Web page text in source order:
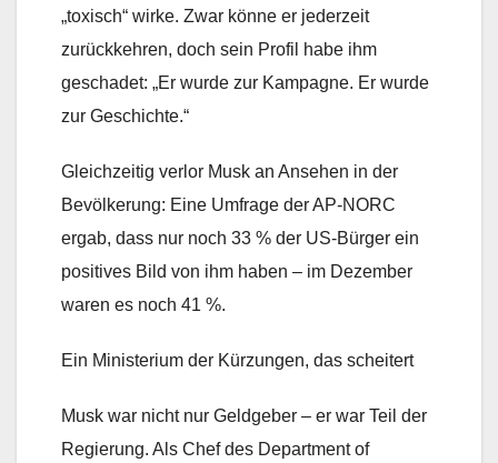
„toxisch“ wirke. Zwar könne er jederzeit
zurückkehren, doch sein Profil habe ihm
geschadet: „Er wurde zur Kampagne. Er wurde
zur Geschichte.“
Gleichzeitig verlor Musk an Ansehen in der
Bevölkerung: Eine Umfrage der AP-NORC
ergab, dass nur noch 33 % der US-Bürger ein
positives Bild von ihm haben – im Dezember
waren es noch 41 %.
Ein Ministerium der Kürzungen, das scheitert
Musk war nicht nur Geldgeber – er war Teil der
Regierung. Als Chef des Department of